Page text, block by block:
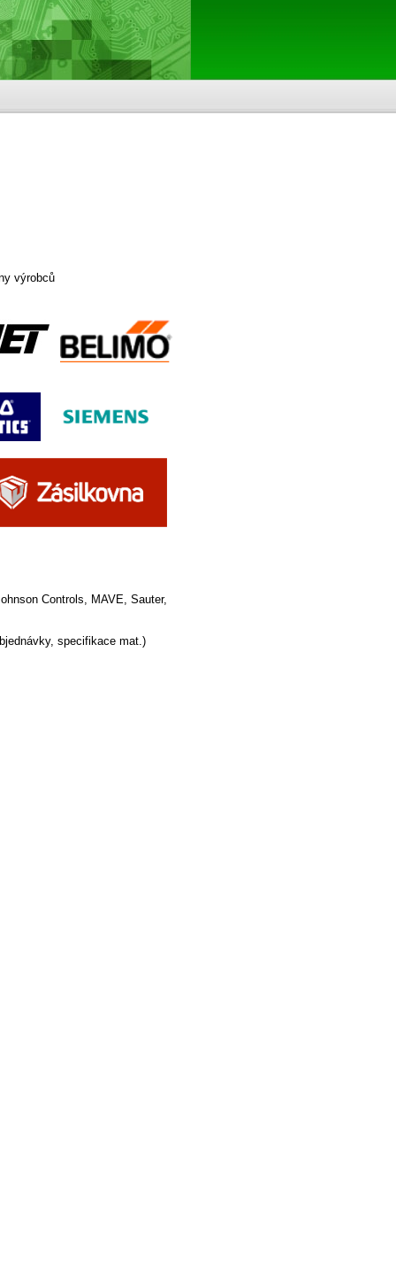
výrobců
Controls, MAVE, Sauter,
specifikace mat.)